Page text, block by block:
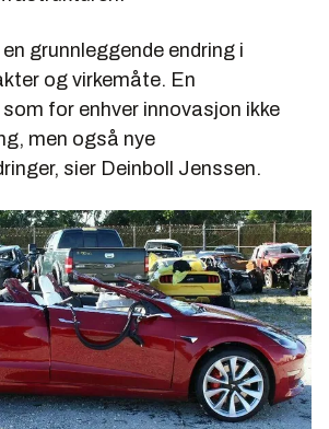
grunnleggende endring i
og virkemåte. En
for enhver innovasjon ikke
men også nye
sier Deinboll Jenssen.